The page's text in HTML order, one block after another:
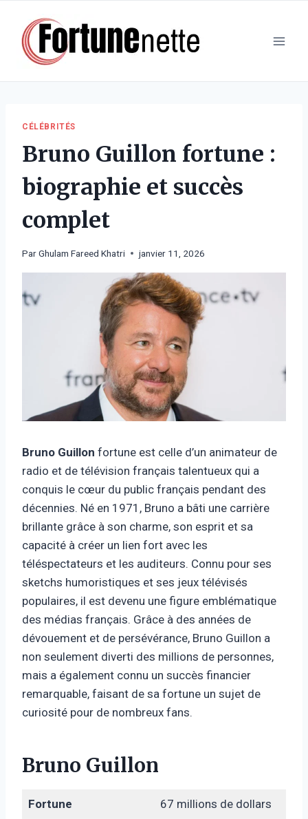
contenu
CÉLÉBRITÉS
Bruno Guillon fortune :
biographie et succès
complet
ParGhulam Fareed Khatri janvier 11, 2026
Bruno Guillon fortune est celle d’un animateur de
radio et de télévision français talentueux qui a
conquis le cœur du public français pendant des
décennies. Né en 1971, Bruno a bâti une carrière
brillante grâce à son charme, son esprit et sa
capacité à créer un lien fort avec les
téléspectateurs et les auditeurs. Connu pour ses
sketchs humoristiques et ses jeux télévisés
populaires, il est devenu une figure emblématique
des médias français. Grâce à des années de
dévouement et de persévérance, Bruno Guillon a
non seulement diverti des millions de personnes,
mais a également connu un succès financier
remarquable, faisant de sa fortune un sujet de
curiosité pour de nombreux fans.
Bruno Guillon
Fortune 67 millions de dollars